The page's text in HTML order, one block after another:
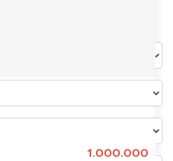
1.000.000